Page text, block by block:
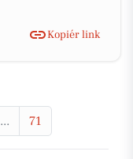
Kopiér link
... 71